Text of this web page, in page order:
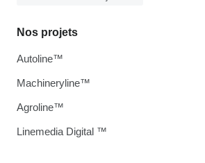
Nos projets
Autoline™
Machineryline™
Agroline™
Linemedia Digital ™